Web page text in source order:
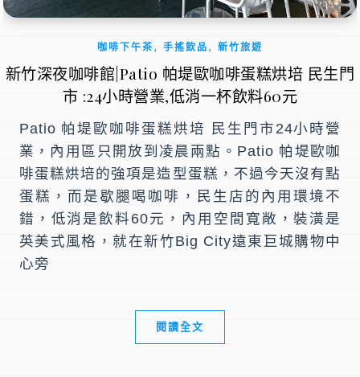
咖啡下午茶 , 手搖飲品 , 新竹旅遊
新竹深夜咖啡館|Patio 帕堤歐咖啡蛋糕烘培 民生門
市 :24小時營業,低消一杯飲料60元
Patio 帕堤歐咖啡蛋糕烘培 民生門市24小時營
業，內用區只開放到凌晨兩點。Patio 帕堤歐咖
啡蛋糕烘培的強項是造型蛋糕，不過今天沒有點
蛋糕，而是歇腿喝咖啡，民生店的內用環境不
錯，低消是飲料60元，內用空間寬敞，裝潢是
英美式風格，就在新竹Big City遠東巨城購物中
心旁
閱讀全文